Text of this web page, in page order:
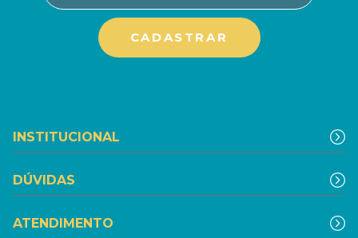
INSTITUCIONAL
DÚVIDAS
ATENDIMENTO